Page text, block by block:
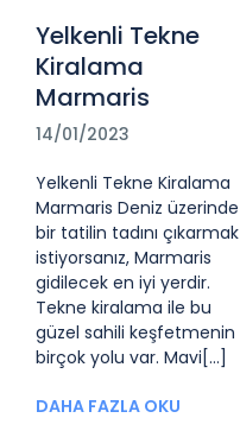
Yelkenli Tekne
Kiralama
Marmaris
14/01/2023
Yelkenli Tekne Kiralama
Marmaris Deniz üzerinde
bir tatilin tadını çıkarmak
istiyorsanız, Marmaris
gidilecek en iyi yerdir.
Tekne kiralama ile bu
güzel sahili keşfetmenin
birçok yolu var. Mavi[...]
DAHA FAZLA OKU